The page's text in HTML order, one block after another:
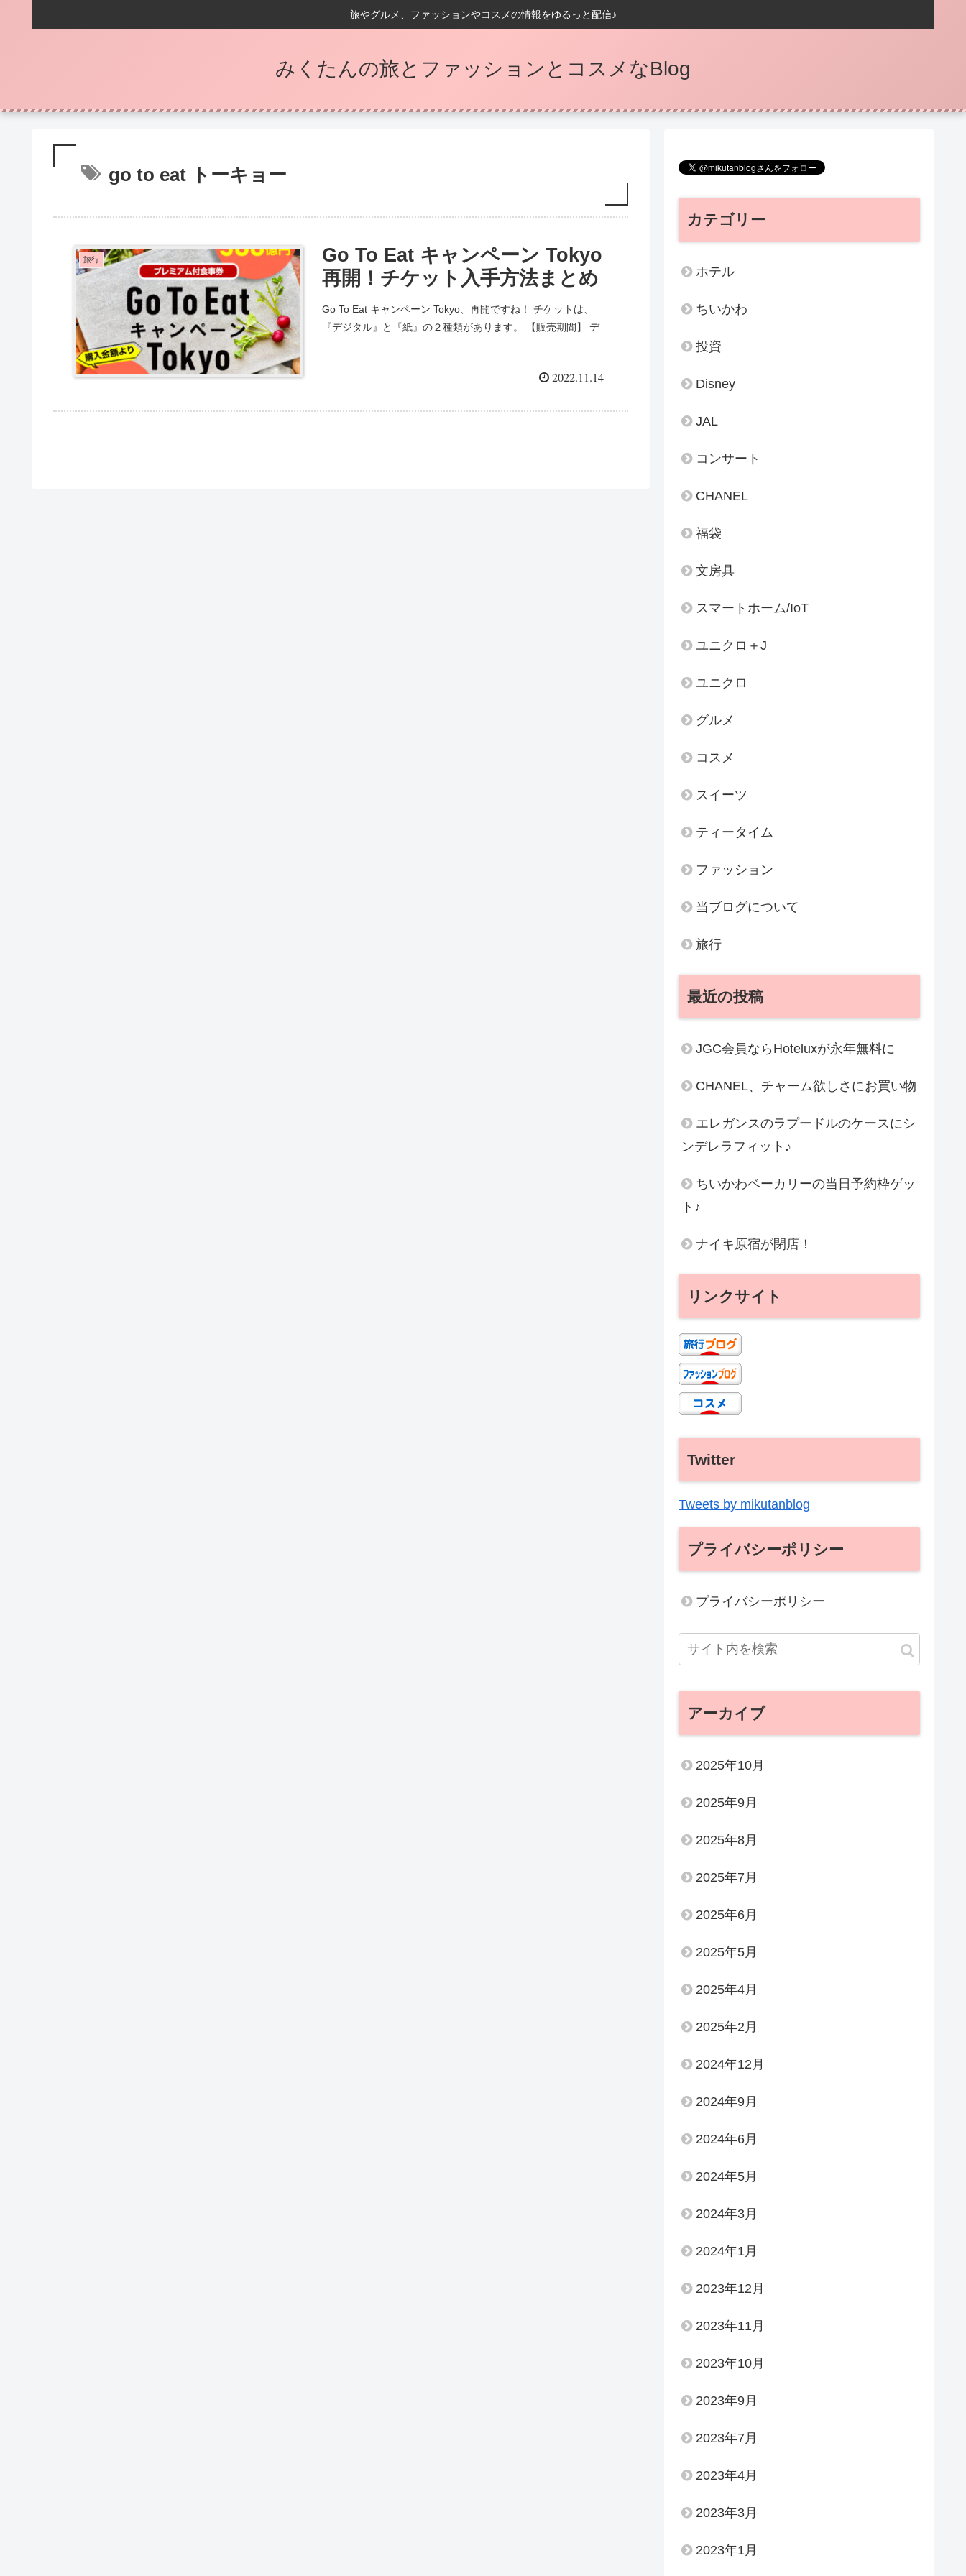
旅やグルメ、ファッションやコスメの情報をゆるっと配信♪
みくたんの旅とファッションとコスメなBlog
go to eat トーキョー
旅行
Go To Eat キャンペーン Tokyo
再開！チケット入手方法まとめ
Go To Eat キャンペーン Tokyo、再開ですね！ チケットは、
『デジタル』と『紙』の２種類があります。 【販売期間】 デ
2022.11.14
カテゴリー
ホテル
ちいかわ
投資
Disney
JAL
コンサート
CHANEL
福袋
文房具
スマートホーム/IoT
ユニクロ＋J
ユニクロ
グルメ
コスメ
スイーツ
ティータイム
ファッション
当ブログについて
旅行
最近の投稿
JGC会員ならHoteluxが永年無料に
CHANEL、チャーム欲しさにお買い物
エレガンスのラプードルのケースにシ
ンデレラフィット♪
ちいかわベーカリーの当日予約枠ゲッ
ト♪
ナイキ原宿が閉店！
リンクサイト
Twitter
Tweets by mikutanblog
プライバシーポリシー
プライバシーポリシー
アーカイブ
2025年10月
2025年9月
2025年8月
2025年7月
2025年6月
2025年5月
2025年4月
2025年2月
2024年12月
2024年9月
2024年6月
2024年5月
2024年3月
2024年1月
2023年12月
2023年11月
2023年10月
2023年9月
2023年7月
2023年4月
2023年3月
2023年1月